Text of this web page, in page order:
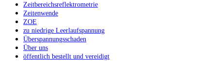
Zeitbereichsreflektrometrie
Zeitenwende
ZOE
zu niedrige Leerlaufspannung
Überspannungsschaden
Über uns
öffentlich bestellt und vereidigt